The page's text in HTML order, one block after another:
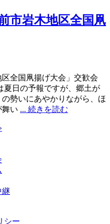
市岩木地区全国凧
区全国凧揚げ大会」交歓会
夏日の予報ですが、郷土が
勢いにあやかりながら、ほ
舞い ... 続きを読む
シー